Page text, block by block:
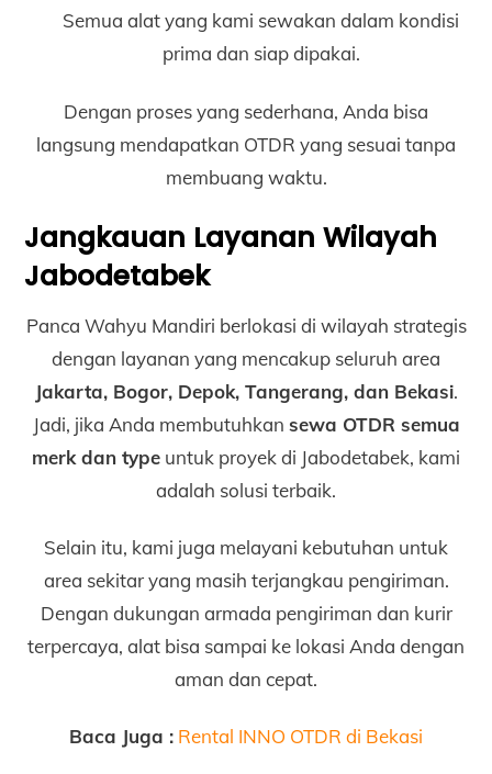
Semua alat yang kami sewakan dalam kondisi
prima dan siap dipakai.
Dengan proses yang sederhana, Anda bisa
langsung mendapatkan OTDR yang sesuai tanpa
membuang waktu.
Jangkauan Layanan Wilayah
Jabodetabek
Panca Wahyu Mandiri berlokasi di wilayah strategis
dengan layanan yang mencakup seluruh area
Jakarta, Bogor, Depok, Tangerang, dan Bekasi.
Jadi, jika Anda membutuhkan sewa OTDR semua
merk dan type untuk proyek di Jabodetabek, kami
adalah solusi terbaik.
Selain itu, kami juga melayani kebutuhan untuk
area sekitar yang masih terjangkau pengiriman.
Dengan dukungan armada pengiriman dan kurir
terpercaya, alat bisa sampai ke lokasi Anda dengan
aman dan cepat.
Baca Juga : Rental INNO OTDR di Bekasi